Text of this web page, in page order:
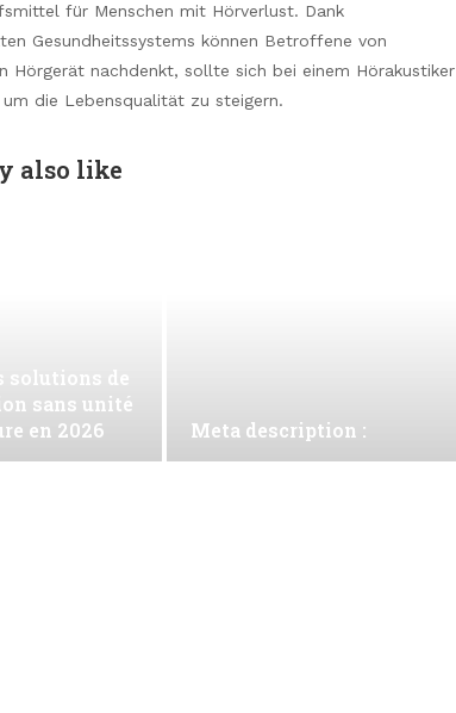
für Menschen mit Hörverlust. Dank
Gesundheitssystems können Betroffene von
Hörgerät nachdenkt, sollte sich bei einem Hörakustiker
die Lebensqualität zu steigern.
also like
solutions de
sans unité
en 2026
Meta description :